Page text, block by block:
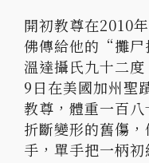
開初教尊在2010
佛傳給他的“攤
溫達攝氏九十二
9日在美國加州聖
教尊，體重一百
折斷變形的舊傷
手，單手把一柄